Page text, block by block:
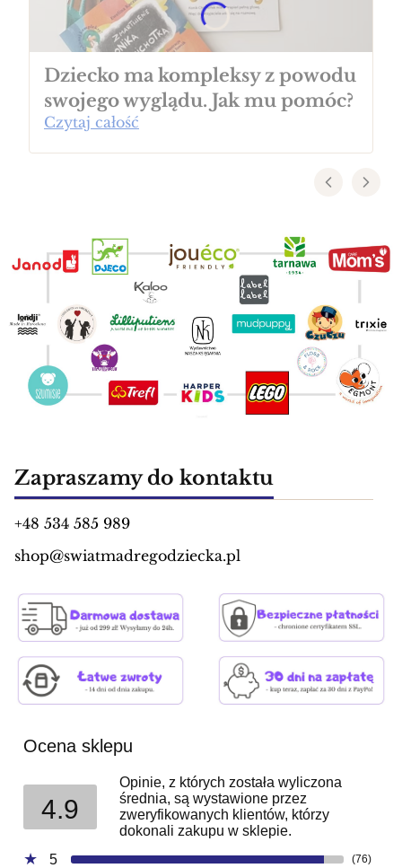
Dziecko ma kompleksy z powodu
swojego wyglądu. Jak mu pomóc?
Czytaj całość
Zapraszamy do kontaktu
+48 534 585 989
shop@swiatmadregodziecka.pl
Ocena sklepu
4.9
Opinie, z których została wyliczona
średnia, są wystawione przez
zweryfikowanych klientów, którzy
dokonali zakupu w sklepie.
5
(76)